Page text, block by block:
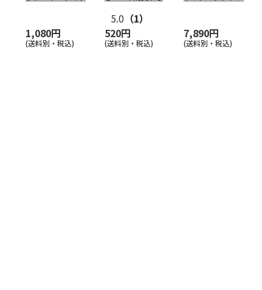
1,080円
(送料別・税込)
5.0 （1）
520円
(送料別・税込)
7,890円
(送料別・税込)